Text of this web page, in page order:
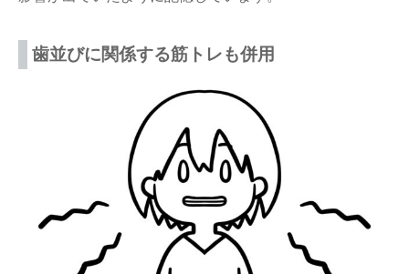
歯並びに関係する筋トレも併用